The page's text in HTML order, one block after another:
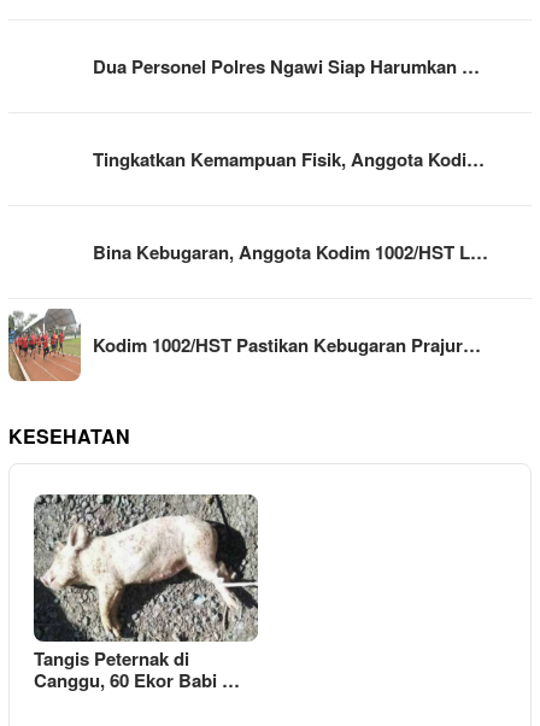
Dua Personel Polres Ngawi Siap Harumkan …
Tingkatkan Kemampuan Fisik, Anggota Kodi…
Bina Kebugaran, Anggota Kodim 1002/HST L…
Kodim 1002/HST Pastikan Kebugaran Prajur…
KESEHATAN
Tangis Peternak di
Canggu, 60 Ekor Babi …